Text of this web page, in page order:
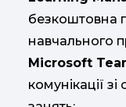
безкоштовна
навчального
Microsoft
комунікації